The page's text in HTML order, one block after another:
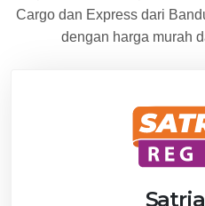
Cargo dan Express dari
dengan harga murah